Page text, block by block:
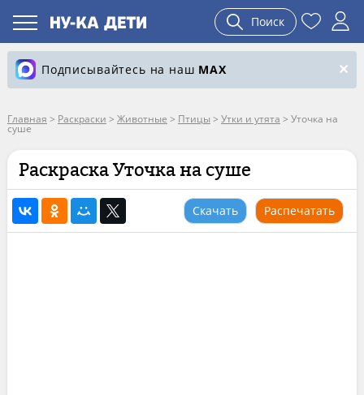
Поиск
Подписывайтесь на наш MAX
Главная > Раскраски > Животные > Птицы > Утки и утята > Уточка на
суше
Раскраска Уточка на суше
Скачать Распечатать